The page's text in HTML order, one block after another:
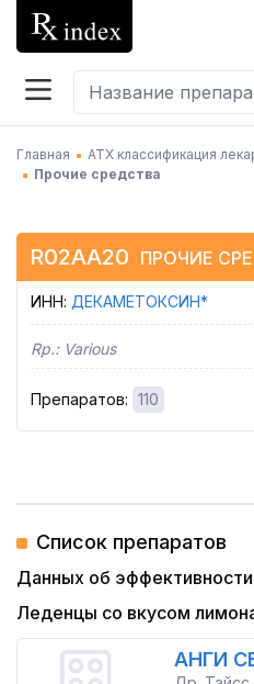
Главная
АТХ классификация
Прочие средства
R02AA20 ПРОЧИЕ
ИНН: ДЕКАМЕТОКСИН*
Rp.: Various
Препаратов: 110
Список препаратов
Данных об
Леденцы со вкусом
АНГИ